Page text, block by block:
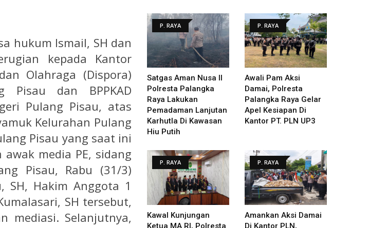
hukum Ismail, SH dan
kepada Kantor
Olahraga (Dispora)
Pisau dan BPPKAD
Pulang Pisau, atas
Kelurahan Pulang
Pisau yang saat ini
media PE, sidang
Pisau, Rabu (31/3)
SH, Hakim Anggota 1
SH tersebut,
mediasi. Selanjutnya,
P. RAYA
Satgas Aman Nusa II
Polresta Palangka
Raya Lakukan
Pemadaman Lanjutan
Karhutla Di Kawasan
Hiu Putih
P. RAYA
Awali Pam Aksi
Damai, Polresta
Palangka Raya Gelar
Apel Kesiapan Di
Kantor PT. PLN UP3
P. RAYA
Kawal Kunjungan
Ketua MA RI, Polresta
P. RAYA
Amankan Aksi Damai
Di Kantor PLN,